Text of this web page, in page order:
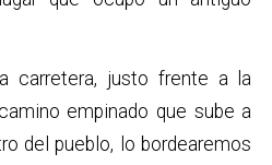
carretera, justo frente a la
empinado que sube a
del pueblo, lo bordearemos